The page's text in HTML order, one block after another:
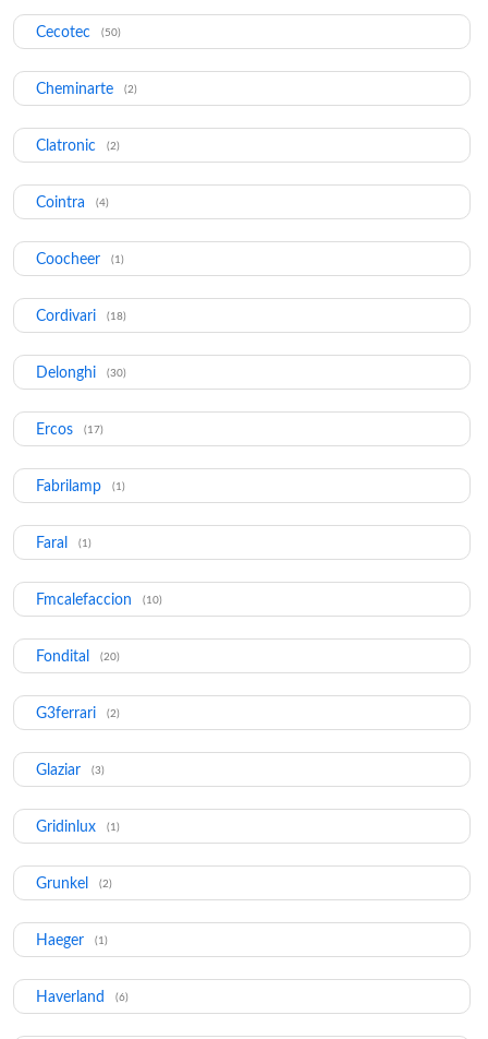
Cecotec (50)
Cheminarte (2)
Clatronic (2)
Cointra (4)
Coocheer (1)
Cordivari (18)
Delonghi (30)
Ercos (17)
Fabrilamp (1)
Faral (1)
Fmcalefaccion (10)
Fondital (20)
G3ferrari (2)
Glaziar (3)
Gridinlux (1)
Grunkel (2)
Haeger (1)
Haverland (6)